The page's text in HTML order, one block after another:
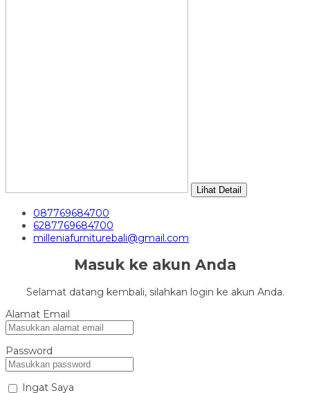
Lihat Detail
087769684700
6287769684700
milleniafurniturebali@gmail.com
Masuk ke akun Anda
Selamat datang kembali, silahkan login ke akun Anda.
Alamat Email
Password
Ingat Saya